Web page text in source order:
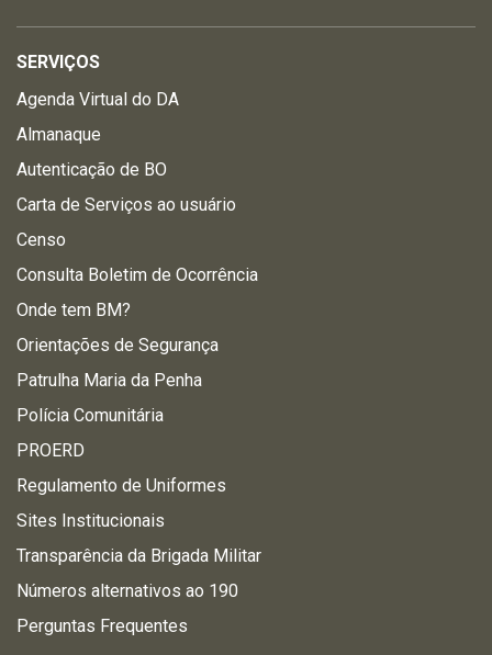
SERVIÇOS
Agenda Virtual do DA
Almanaque
Autenticação de BO
Carta de Serviços ao usuário
Censo
Consulta Boletim de Ocorrência
Onde tem BM?
Orientações de Segurança
Patrulha Maria da Penha
Polícia Comunitária
PROERD
Regulamento de Uniformes
Sites Institucionais
Transparência da Brigada Militar
Números alternativos ao 190
Perguntas Frequentes